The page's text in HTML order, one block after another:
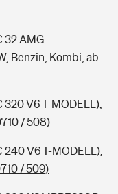
32 AMG
Benzin, Kombi, ab
V6 T-MODELL),
/ 508)
V6 T-MODELL),
/ 509)